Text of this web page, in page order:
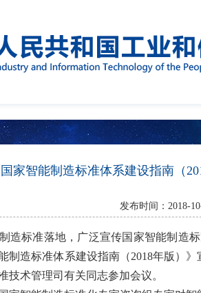
国家智能制造标准体系建设指南（
发布时间：
造标准落地，广泛宣传国家智能制造
制造标准体系建设指南（2018年版）
技术管理司有关同志参加会议。